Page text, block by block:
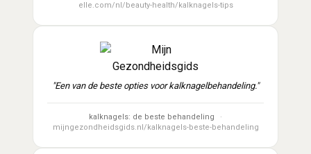
elle.com/nl/beauty-health/kalknagels-tips
"Een van de beste opties voor kalknagelbehandeling."
kalknagels: de beste behandeling
mijngezondheidsgids.nl/kalknagels-beste-behandeling